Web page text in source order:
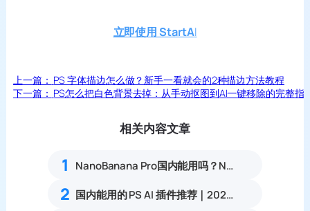
立即使用 StartAI
上一篇： PS 字体描边怎么做？新手一看就会的2种描边方法教程
下一篇： PS怎么把白色背景去掉：从手动抠图到AI一键移除的完整指
相关内容文章
1 NanoBanana Pro国内能用吗？Nano banana使用教程
2 国内能用的 PS AI 插件推荐｜2026 4款AI插件最新实测